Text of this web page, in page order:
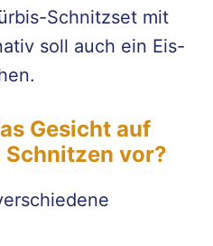
Schnitzset mit
soll auch ein Eis-
Gesicht auf
Schnitzen vor?